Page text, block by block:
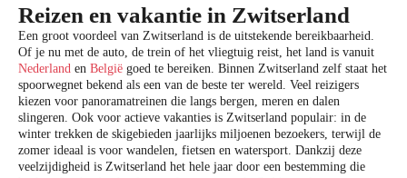
Reizen en vakantie in Zwitserland
Een groot voordeel van Zwitserland is de uitstekende bereikbaarheid.
Of je nu met de auto, de trein of het vliegtuig reist, het land is vanuit
Nederland en België goed te bereiken. Binnen Zwitserland zelf staat het
spoorwegnet bekend als een van de beste ter wereld. Veel reizigers
kiezen voor panoramatreinen die langs bergen, meren en dalen
slingeren. Ook voor actieve vakanties is Zwitserland populair: in de
winter trekken de skigebieden jaarlijks miljoenen bezoekers, terwijl de
zomer ideaal is voor wandelen, fietsen en watersport. Dankzij deze
veelzijdigheid is Zwitserland het hele jaar door een bestemming die